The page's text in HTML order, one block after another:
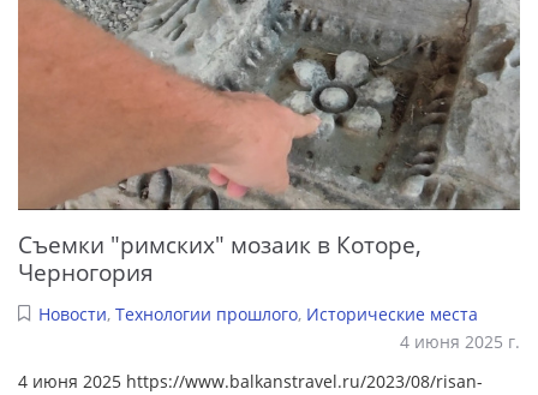
Съемки "римских" мозаик в Которе,
Черногория
Новости, Технологии прошлого, Исторические места
4 июня 2025 г.
4 июня 2025 https://www.balkanstravel.ru/2023/08/risan-